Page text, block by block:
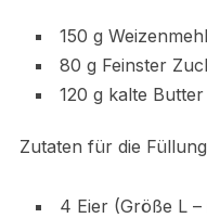
150 g
80 g Feinster
120 g kalte Butter
Zutaten für die
4 Eier (Größe L –